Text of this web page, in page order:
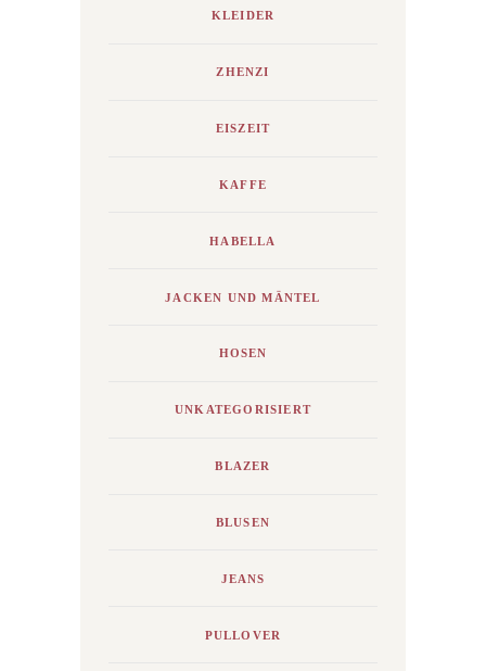
KLEIDER
ZHENZI
EISZEIT
KAFFE
HABELLA
JACKEN UND MÄNTEL
HOSEN
UNKATEGORISIERT
BLAZER
BLUSEN
JEANS
PULLOVER